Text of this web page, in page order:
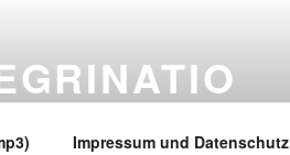
Impressum und Datenschutz